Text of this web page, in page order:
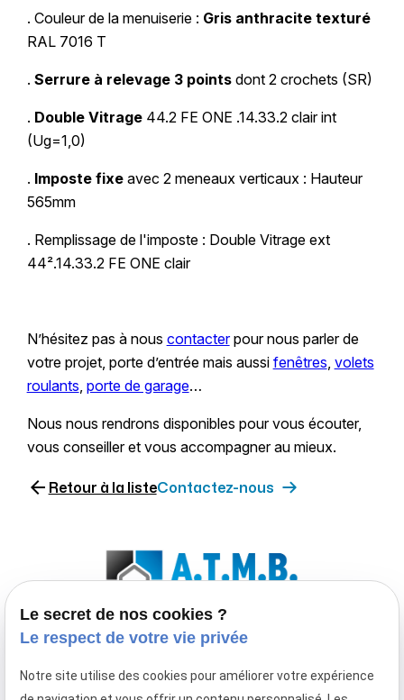
. Couleur de la menuiserie : Gris anthracite texturé
RAL 7016 T
. Serrure à relevage 3 pointsdont 2 crochets (SR)
. Double Vitrage44.2 FE ONE .14.33.2 clair int
(Ug=1,0)
. Imposte fixeavec 2 meneaux verticaux : Hauteur
565mm
. Remplissage de l'imposte : Double Vitrage ext
44².14.33.2 FE ONE clair
N’hésitez pas à nous contacterpour nous parler de
votre projet, porte d’entrée mais aussi fenêtres volets
roulants porte de garage…
Nous nous rendrons disponibles pour vous écouter,
vous conseiller et vous accompagner au mieux.
arrow_back Retour à la listeContactez-nous
en fenêtre, porte-fenêtre, baie coulissante,
Le secret de nos cookies ?
Le respect de votre vie privée
Notre site utilise des cookies pour améliorer votre expérience